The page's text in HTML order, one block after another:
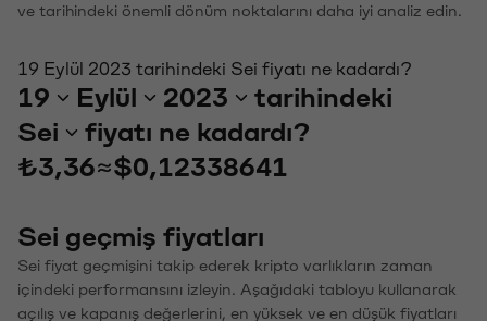
ve tarihindeki önemli dönüm noktalarını daha iyi analiz edin.
19 Eylül 2023 tarihindeki Sei fiyatı ne kadardı?
19 Eylül 2023
tarihindeki
Sei
fiyatı ne kadardı?
₺3,36≈$0,12338641
Sei geçmiş fiyatları
Sei fiyat geçmişini takip ederek kripto varlıkların zaman
içindeki performansını izleyin. Aşağıdaki tabloyu kullanarak
açılış ve kapanış değerlerini, en yüksek ve en düşük fiyatları